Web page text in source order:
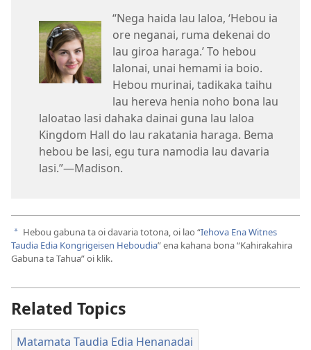
“Nega haida lau laloa, ‘Hebou ia
ore neganai, ruma dekenai do
lau giroa haraga.’ To hebou
lalonai, unai hemami ia boio.
Hebou murinai, tadikaka taihu
lau hereva henia noho bona lau
laloatao lasi dahaka dainai guna lau laloa
Kingdom Hall do lau rakatania haraga. Bema
hebou be lasi, egu tura namodia lau davaria
lasi.”​​—Madison.
a Hebou gabuna ta oi davaria totona, oi lao “Iehova Ena Witnes
Taudia Edia Kongrigeisen Heboudia” ena kahana bona “Kahirakahira
Gabuna ta Tahua” oi klik.
Related Topics
Matamata Taudia Edia Henanadai